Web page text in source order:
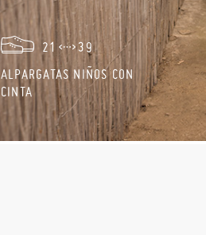
21
39
ALPARGATAS NIÑOS CON
CINTA